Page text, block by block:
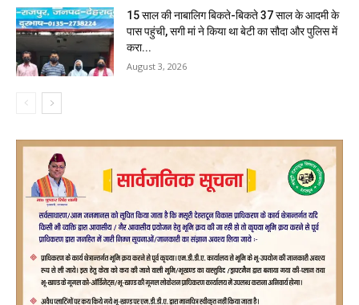
15 साल की नाबालिग बिकते-बिकते 37 साल के आदमी के
पास पहुंची, सगी मां ने किया था बेटी का सौदा और पुलिस में
करा...
August 3, 2026